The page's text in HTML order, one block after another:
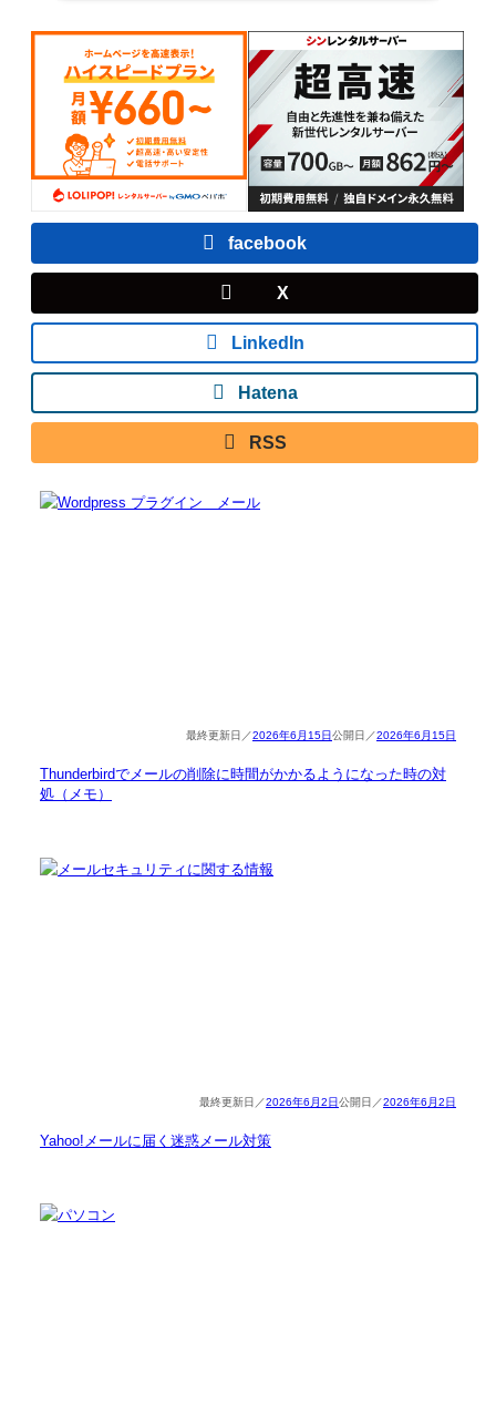
facebook
X
LinkedIn
Hatena
RSS
2026年6月15日 2026年6月15日
Thunderbirdでメールの削除に時間がかかるようになった時の対
処（メモ）
2026年6月2日 2026年6月2日
Yahoo!メールに届く迷惑メール対策